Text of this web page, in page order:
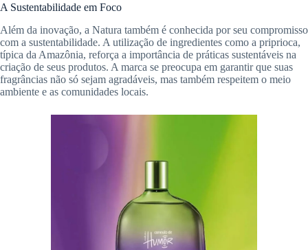
A Sustentabilidade em Foco
Além da inovação, a Natura também é conhecida por seu compromisso
com a sustentabilidade. A utilização de ingredientes como a priprioca,
típica da Amazônia, reforça a importância de práticas sustentáveis na
criação de seus produtos. A marca se preocupa em garantir que suas
fragrâncias não só sejam agradáveis, mas também respeitem o meio
ambiente e as comunidades locais.